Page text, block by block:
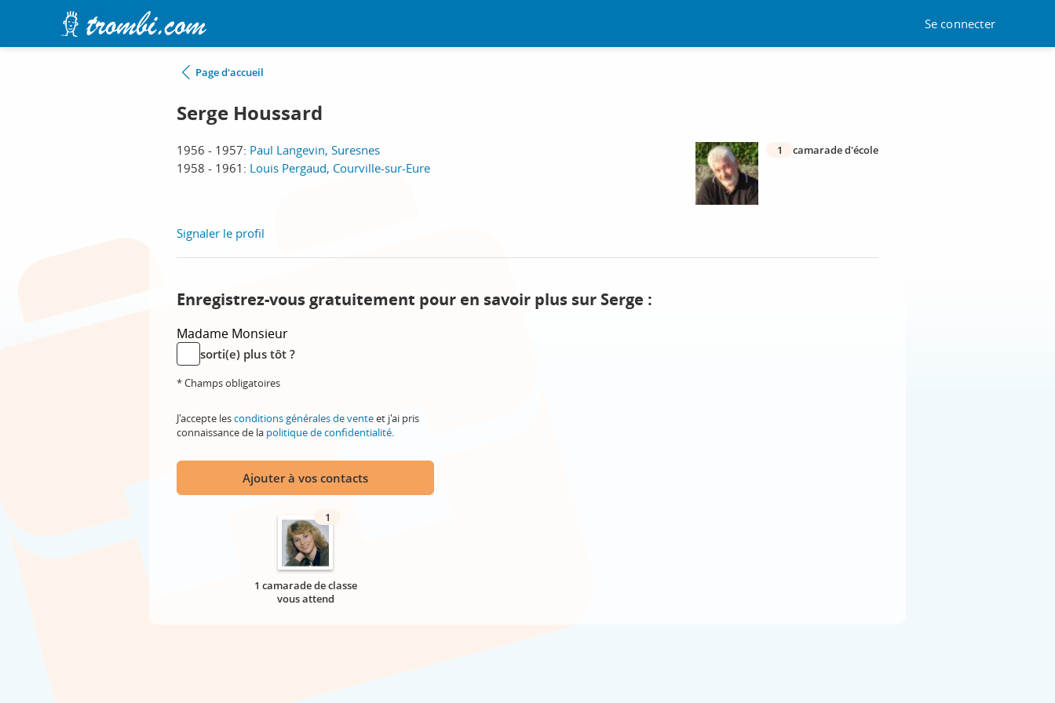
Se connecter
Page d'accueil
Serge Houssard
1956 - 1957: Paul Langevin, Suresnes
1958 - 1961: Louis Pergaud, Courville-sur-Eure
1 camarade d'école
Signaler le profil
Enregistrez-vous gratuitement pour en savoir plus sur Serge :
Madame Monsieur
sorti(e) plus tôt ?
* Champs obligatoires
J'accepte lesconditions générales de venteet j'ai pris
connaissance de la politique de confidentialité.
Ajouter à vos contacts
1
1 camarade de classe
vous attend